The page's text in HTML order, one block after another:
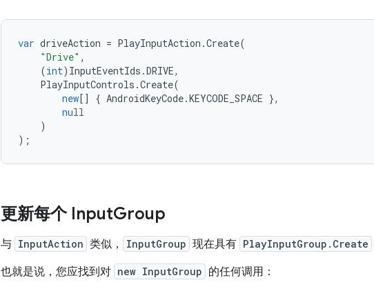
var driveAction = PlayInputAction .Create(
"Drive" ,
(int) InputEventIds .DRIVE,
PlayInputControls .Create(
new[] { AndroidKeyCode.KEYCODE_SPACE },
null
)
);
更新每个 InputGroup
与 InputAction 类似， InputGroup 现在具有 PlayInputGroup.Create
也就是说，您应找到对 new InputGroup 的任何调用：